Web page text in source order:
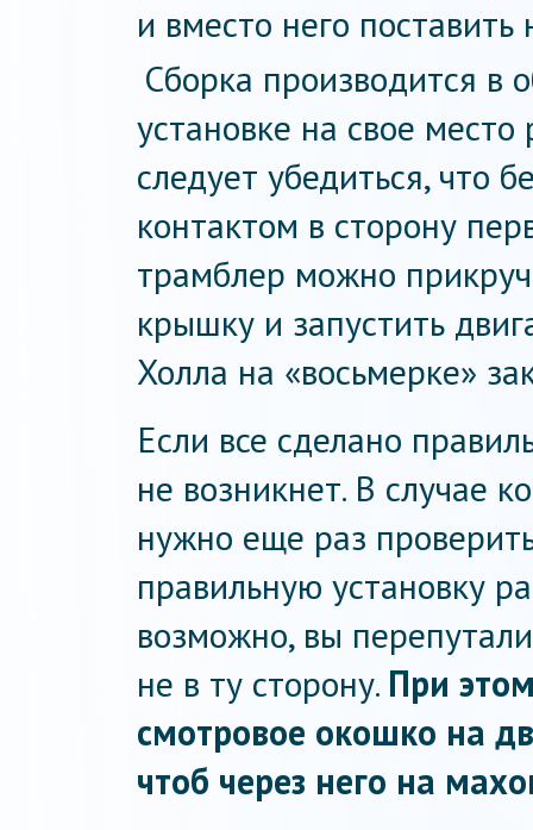
и вместо него поставить
Сборка производится в
установке на свое
следует убедиться, что
контактом в сторону
трамблер можно
крышку и запустить
Холла на «восьмерке»
Если все сделано
не возникнет. В случае
нужно еще раз
правильную установку
возможно, вы
не в ту сторону. При
смотровое окошко на
чтоб через него на